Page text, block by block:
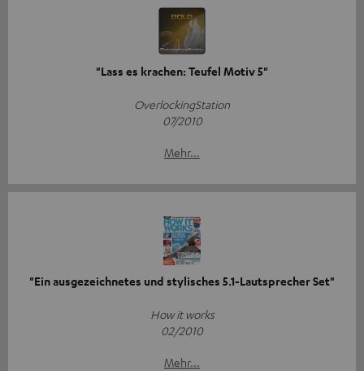
"Lass es krachen: Teufel Motiv 5"
OverlockingStation
07/2010
Mehr...
"Ein ausgezeichnetes und stylisches 5.1-Lautsprecher Set"
How it works
02/2010
Mehr...